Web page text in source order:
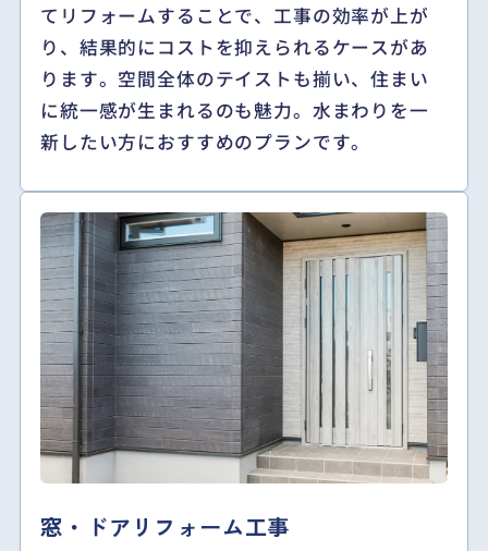
てリフォームすることで、工事の効率が上が
り、結果的にコストを抑えられるケースがあ
ります。空間全体のテイストも揃い、住まい
に統一感が生まれるのも魅力。水まわりを一
新したい方におすすめのプランです。
窓・ドアリフォーム工事